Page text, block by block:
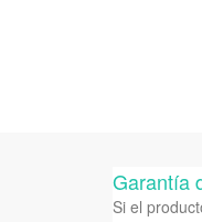
Garantía
Si el